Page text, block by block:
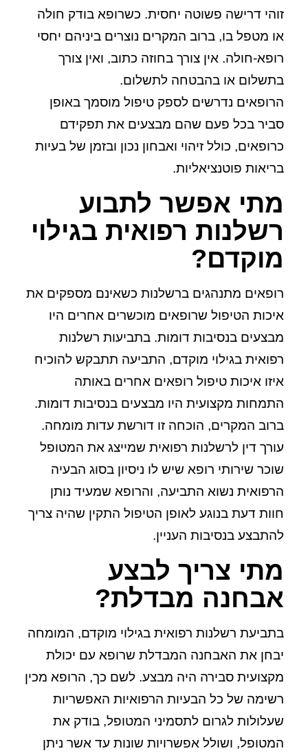
זוהי דרישה פשוטה יחסית. כשרופא בודק חולה
או מטפל בו, ברוב המקרים נוצרים ביניהם יחסי
רופא-חולה. אין צורך בחוזה כתוב, ואין צורך
בתשלום או בהבטחה לתשלום.
הרופאים נדרשים לספק טיפול מוסמך באופן
סביר בכל פעם שהם מבצעים את תפקידם
כרופאים, כולל זיהוי ואבחון נכון ובזמן של בעיות
בריאות פוטנציאליות.
מתי אפשר לתבוע
רשלנות רפואית בגילוי
מוקדם?
רופאים מתנהגים ברשלנות כשאינם מספקים את
איכות הטיפול שרופאים מוכשרים אחרים היו
מבצעים בנסיבות דומות. בתביעות רשלנות
רפואית בגילוי מוקדם, התביעה תתבקש להוכיח
איזו איכות טיפול רופאים אחרים באותה
התמחות מקצועית היו מבצעים בנסיבות דומות.
ברוב המקרים, הוכחה זו דורשת עדות מומחה.
עורך דין לרשלנות רפואית שמייצג את המטופל
שוכר שירותי רופא שיש לו ניסיון בסוג הבעיה
הרפואית נשוא התביעה, והרופא שמעיד נותן
חוות דעת בנוגע לאופן הטיפול התקין שהיה צריך
להתבצע בנסיבות העניין.
מתי צריך לבצע
אבחנה מבדלת?
בתביעת רשלנות רפואית בגילוי מוקדם, המומחה
יבחן את האבחנה המבדלת שרופא עם יכולת
מקצועית סבירה היה מבצע. לשם כך, הרופא מכין
רשימה של כל הבעיות הרפואיות האפשריות
שעלולות לגרום לתסמיני המטופל, בודק את
המטופל, ושולל אפשרויות שונות עד אשר ניתן